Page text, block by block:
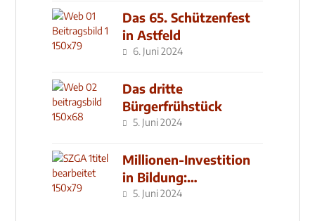
Das 65. Schützenfest
in Astfeld
6. Juni 2024
Das dritte
Bürgerfrühstück
5. Juni 2024
Millionen-Investition
in Bildung:
Schulzentrum-Neubau
5. Juni 2024